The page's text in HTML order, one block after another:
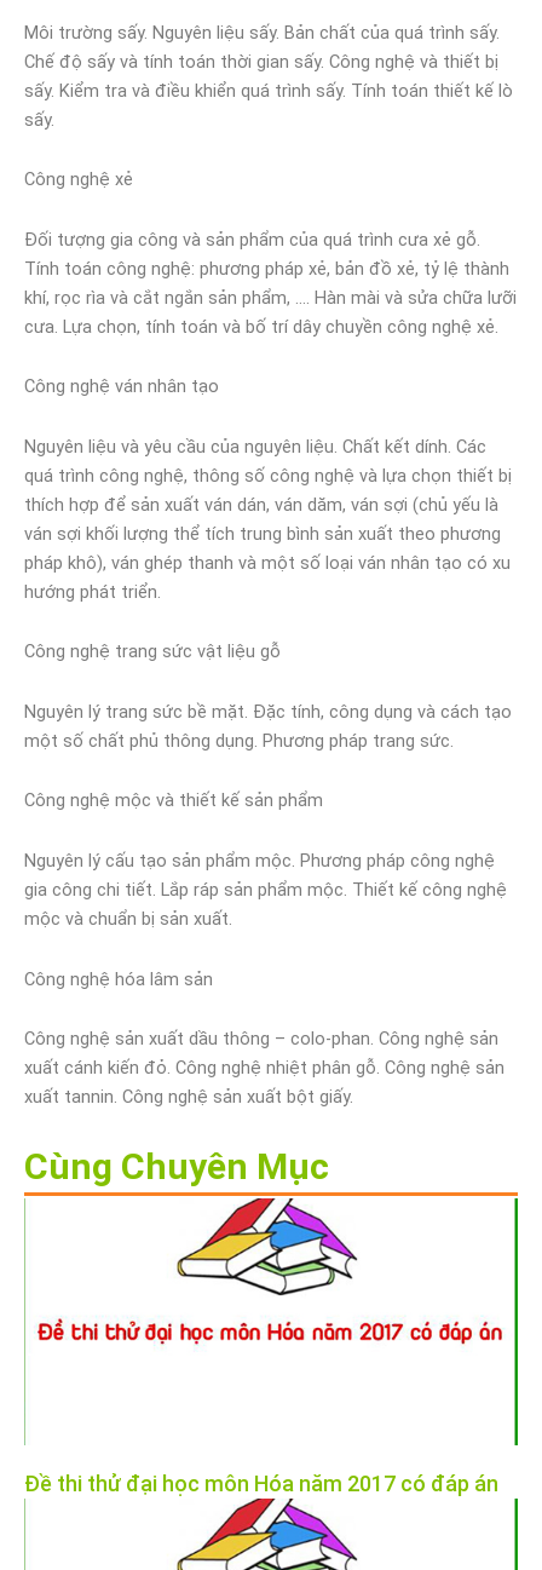
Môi trường sấy. Nguyên liệu sấy. Bản chất của quá trình sấy.
Chế độ sấy và tính toán thời gian sấy. Công nghệ và thiết bị
sấy. Kiểm tra và điều khiển quá trình sấy. Tính toán thiết kế lò
sấy.
Công nghệ xẻ
Đối tượng gia công và sản phẩm của quá trình cưa xẻ gỗ.
Tính toán công nghệ: phương pháp xẻ, bản đồ xẻ, tỷ lệ thành
khí, rọc rìa và cắt ngắn sản phẩm, …. Hàn mài và sửa chữa lưỡi
cưa. Lựa chọn, tính toán và bố trí dây chuyền công nghệ xẻ.
Công nghệ ván nhân tạo
Nguyên liệu và yêu cầu của nguyên liệu. Chất kết dính. Các
quá trình công nghệ, thông số công nghệ và lựa chọn thiết bị
thích hợp để sản xuất ván dán, ván dăm, ván sợi (chủ yếu là
ván sợi khối lượng thể tích trung bình sản xuất theo phương
pháp khô), ván ghép thanh và một số loại ván nhân tạo có xu
hướng phát triển.
Công nghệ trang sức vật liệu gỗ
Nguyên lý trang sức bề mặt. Đặc tính, công dụng và cách tạo
một số chất phủ thông dụng. Phương pháp trang sức.
Công nghệ mộc và thiết kế sản phẩm
Nguyên lý cấu tạo sản phẩm mộc. Phương pháp công nghệ
gia công chi tiết. Lắp ráp sản phẩm mộc. Thiết kế công nghệ
mộc và chuẩn bị sản xuất.
Công nghệ hóa lâm sản
Công nghệ sản xuất dầu thông – colo-phan. Công nghệ sản
xuất cánh kiến đỏ. Công nghệ nhiệt phân gỗ. Công nghệ sản
xuất tannin. Công nghệ sản xuất bột giấy.
Cùng Chuyên Mục
Đề thi thử đại học môn Hóa năm 2017 có đáp án